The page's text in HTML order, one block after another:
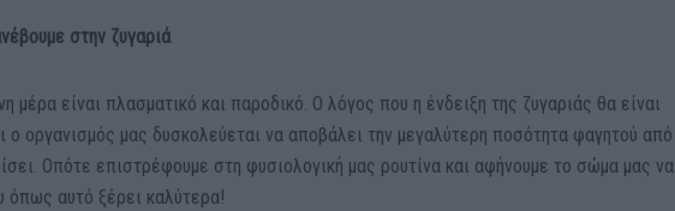
στην ζυγαριά
μέρα είναι πλασματικό και παροδικό. Ο λόγος που η ένδειξη της ζυγαριάς θα είναι
ο οργανισμός μας δυσκολεύεται να αποβάλει την μεγαλύτερη ποσότητα φαγητού από
Οπότε επιστρέφουμε στη φυσιολογική μας ρουτίνα και αφήνουμε το σώμα μας να
όπως αυτό ξέρει καλύτερα!